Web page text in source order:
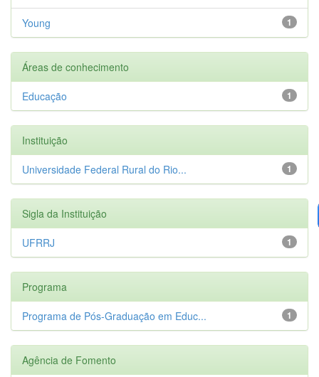
1
Young
Áreas de conhecimento
1
Educação
Instituição
1
Universidade Federal Rural do Rio...
Sigla da Instituição
1
UFRRJ
Programa
1
Programa de Pós-Graduação em Educ...
Agência de Fomento